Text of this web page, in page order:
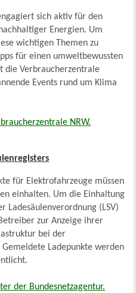
sich aktiv für den
Energien. Um
wichtigen Themen zu
für einen umweltbewussten
die Verbraucherzentrale
Events rund um Klima
NRW.
für Elektrofahrzeuge müssen
einhalten. Um die Einhaltung
Ladesäulenverordnung (LSV)
zur Anzeige ihrer
bei der
Ladepunkte werden
der Bundesnetzagentur.